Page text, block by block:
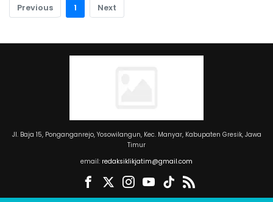
Previous 1 Next
Jl. Baja 15, Ponganganrejo, Yosowilangun, Kec. Manyar, Kabupaten Gresik, Jawa
Timur
email: redaksiklikjatim@gmail.com